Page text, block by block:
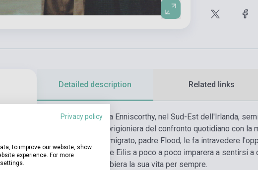
Detailed description Related links
1952. Trovare lavoro a Enniscorthy, nel Sud-Est dell'Irlanda,
giovane Eilis Lacey, prigioniera del confronto quotidiano con
la visita di un prete emigrato, padre Flood, le fa intravedere
proprio a Brooklyn che Eilis a poco a poco imparera a sentirsi
ragazzo italiano, cambiera la sua vita per sempre.
Privacy policy
to improve our website, show
experience. For more